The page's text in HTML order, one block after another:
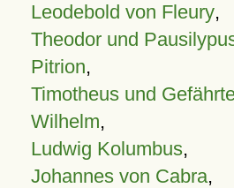
Leodebold von Fleury,
Theodor und
Pitrion,
Timotheus und
Wilhelm,
Ludwig Kolumbus,
Johannes von Cabra,